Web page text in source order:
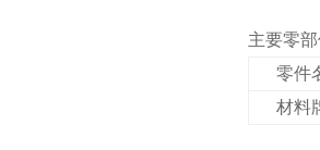
主要零
零件
材料